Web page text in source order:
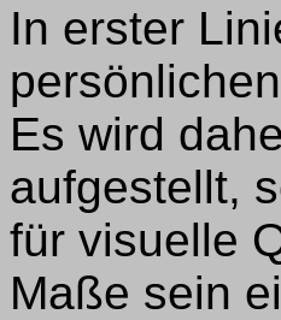
In erster
Es wird
aufgestellt,
für visuelle
Maße sein